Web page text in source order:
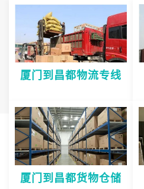
厦门到昌都物流专线
厦门到昌都货物仓储